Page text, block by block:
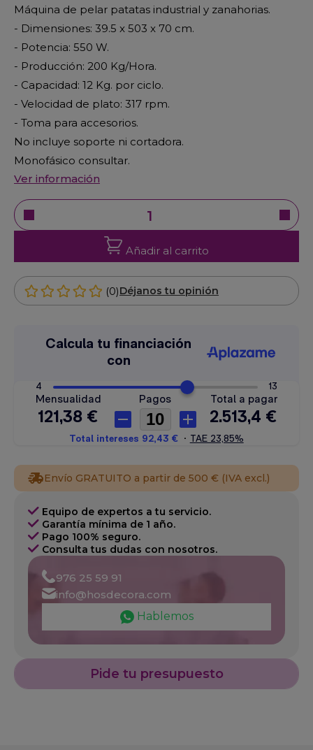
Máquina de pelar patatas industrial y zanahorias.
- Dimensiones: 39.5 x 503 x 70 cm.
- Potencia: 550 W.
- Producción: 200 Kg/Hora.
- Capacidad: 12 Kg. por ciclo.
- Velocidad de plato: 317 rpm.
- Toma para accesorios.
No incluye soporte ni cortadora.
Monofásico consultar.
Ver información
Añadir al carrito
(0)Déjanos tu opinión
Envío GRATUITO a partir de 500 € (IVA excl.)
Equipo de expertos a tu servicio.
Garantía mínima de 1 año.
Pago 100% seguro.
Consulta tus dudas con nosotros.
976 25 59 91
info@hosdecora.com
Hablemos
Pide tu presupuesto